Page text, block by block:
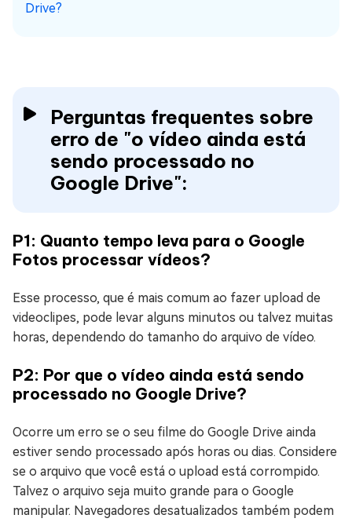
Drive?
Perguntas frequentes sobre
erro de "o vídeo ainda está
sendo processado no
Google Drive":
P1: Quanto tempo leva para o Google
Fotos processar vídeos?
Esse processo, que é mais comum ao fazer upload de
videoclipes, pode levar alguns minutos ou talvez muitas
horas, dependendo do tamanho do arquivo de vídeo.
P2: Por que o vídeo ainda está sendo
processado no Google Drive?
Ocorre um erro se o seu filme do Google Drive ainda
estiver sendo processado após horas ou dias. Considere
se o arquivo que você está o upload está corrompido.
Talvez o arquivo seja muito grande para o Google
manipular. Navegadores desatualizados também podem